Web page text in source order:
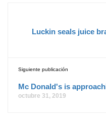
Luckin seals juice
Siguiente publicación
Mc Donald's is
octubre 31, 2019